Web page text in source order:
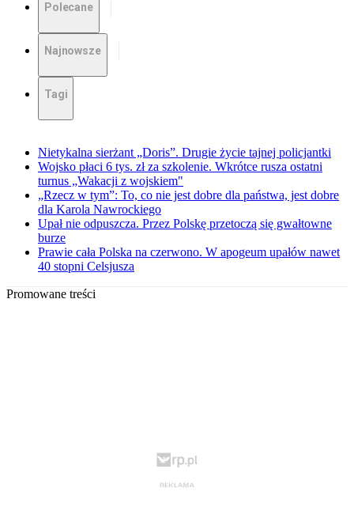
Polecane
Najnowsze
Tagi
Nietykalna sierżant „Doris”. Drugie życie tajnej policjantki
Wojsko płaci 6 tys. zł za szkolenie. Wkrótce rusza ostatni
turnus „Wakacji z wojskiem"
„Rzecz w tym”: To, co nie jest dobre dla państwa, jest dobre
dla Karola Nawrockiego
Upał nie odpuszcza. Przez Polskę przetoczą się gwałtowne
burze
Prawie cała Polska na czerwono. W apogeum upałów nawet
40 stopni Celsjusza
Promowane treści